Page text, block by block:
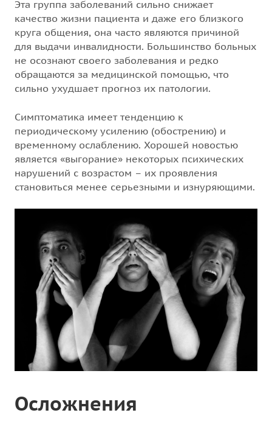
Эта группа заболеваний сильно снижает
качество жизни пациента и даже его близкого
круга общения, она часто являются причиной
для выдачи инвалидности. Большинство больных
не осознают своего заболевания и редко
обращаются за медицинской помощью, что
сильно ухудшает прогноз их патологии.
Симптоматика имеет тенденцию к
периодическому усилению (обострению) и
временному ослаблению. Хорошей новостью
является «выгорание» некоторых психических
нарушений с возрастом – их проявления
становиться менее серьезными и изнуряющими.
Осложнения